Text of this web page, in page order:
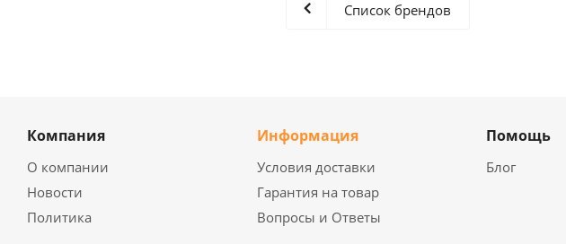
Список брендов
Компания
О компании
Новости
Политика
Информация
Условия доставки
Гарантия на товар
Вопросы и Ответы
Помощь
Блог